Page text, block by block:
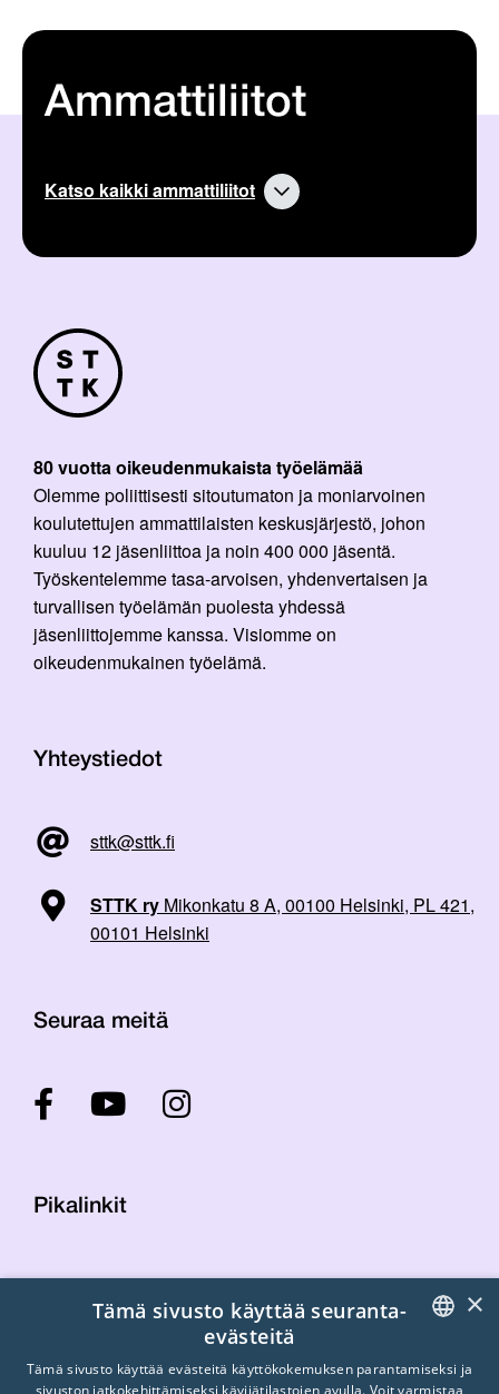
Ammattiliitot
Katso kaikki ammattiliitot
80 vuotta oikeudenmukaista työelämää
Olemme poliittisesti sitoutumaton ja moniarvoinen
koulutettujen ammattilaisten keskusjärjestö, johon
kuuluu 12 jäsenliittoa ja noin 400 000 jäsentä.
Työskentelemme tasa-arvoisen, yhdenvertaisen ja
turvallisen työelämän puolesta yhdessä
jäsenliittojemme kanssa. Visiomme on
oikeudenmukainen työelämä.
Yhteystiedot
sttk@sttk.fi
STTK ry Mikonkatu 8 A, 00100 Helsinki, PL 421,
00101 Helsinki
Seuraa meitä
Pikalinkit
Laskutustiedot
Tietosuojaseloste
FINNISH
×
Tämä sivusto käyttää seuranta-
evästeitä
Tämä sivusto käyttää evästeitä käyttökokemuksen parantamiseksi ja
sivuston jatkokehittämiseksi kävijätilastojen avulla. Voit varmistaa